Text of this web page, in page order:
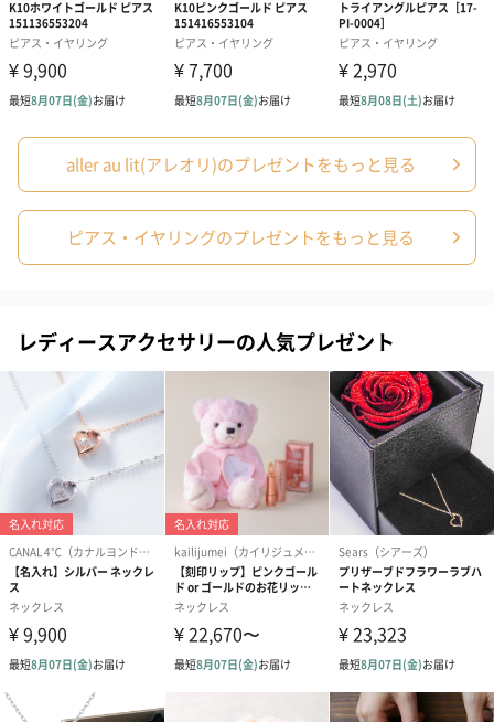
ラッピング
ギフトラッピングを施してお届けします。
円）
ク）S（550円）
のしカード
商品の形質上、のしを直接添付できない商品にのし風のカードを
同梱します。
※のし下はご記入いただけません。
※カードのデザインは一部変更する場合があります。
aller au lit(アレオリ)のプレゼントをもっと見る
ピアス・イヤリングのプレゼントをもっと見る
レディースアクセサリーの人気プレゼント